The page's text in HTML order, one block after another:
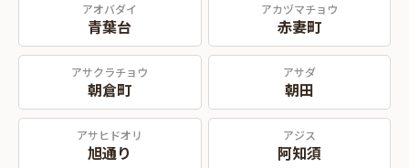
アオバダイ
青葉台
アカヅマチョウ
赤妻町
アサクラチョウ
朝倉町
アサダ
朝田
アサヒドオリ
旭通り
アジス
阿知須